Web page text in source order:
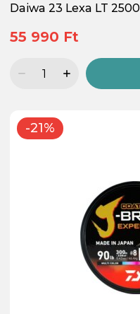
Daiwa 23 Lexa LT 2500
55 990 Ft
-21%